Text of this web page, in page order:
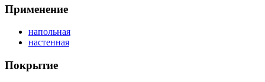
Применение
напольная
настенная
Покрытие